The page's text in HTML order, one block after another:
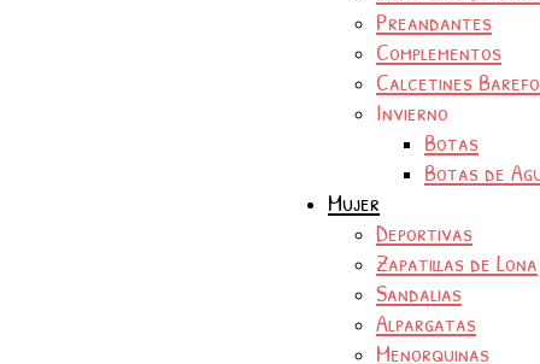
Preandantes
Complementos
Calcetines
Invierno
Botas
Botas de
Mujer
Deportivas
Zapatillas de Lona
Sandalias
Alpargatas
Menorquinas